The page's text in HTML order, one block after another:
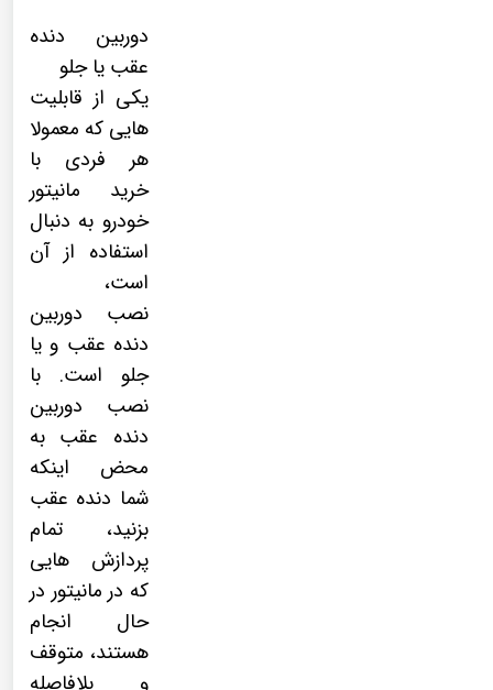
دوربین دنده
عقب یا جلو
یکی از قابلیت
هایی که معمولا
هر فردی با
خرید مانیتور
خودرو به دنبال
استفاده از آن
است،
نصب دوربین
دنده عقب و یا
جلو است. با
نصب دوربین
دنده عقب به
محض اینکه
شما دنده عقب
بزنید، تمام
پردازش هایی
که در مانیتور در
حال انجام
هستند، متوقف
و بلافاصله